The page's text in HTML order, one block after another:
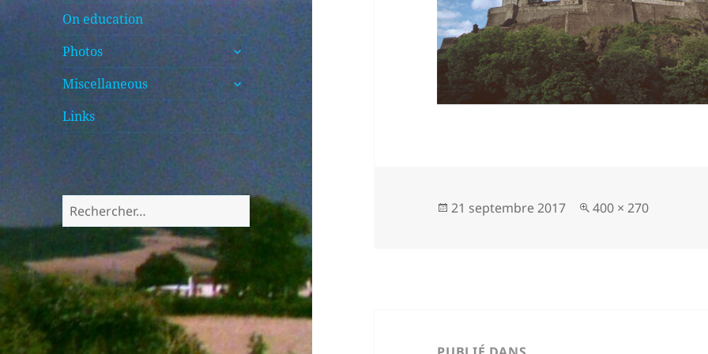
On education
Photos
ouvrir
le
sous-
menu
Miscellaneous
ouvrir
le
sous-
menu
Links
Rechercher :
Publié
21 septembre 2017
Taille
400 × 270